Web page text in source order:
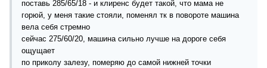
поставь 285/65/18 - и клиренс будет такой, что мама не
горюй, у меня такие стояли, поменял тк в повороте машина
вела себя стремно
сейчас 275/60/20, машина сильно лучше на дороге себя
ощущает
по приколу залезу, померяю до самой нижней точки